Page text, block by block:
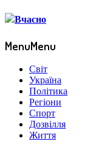
MenuMenu
Світ
Україна
Політика
Регіони
Спорт
Дозвілля
Життя